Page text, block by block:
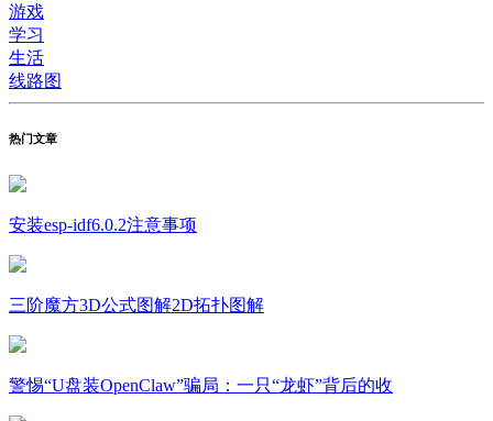
游戏
学习
生活
线路图
热门文章
安装esp-idf6.0.2注意事项
三阶魔方3D公式图解2D拓扑图解
警惕“U盘装OpenClaw”骗局：一只“龙虾”背后的收